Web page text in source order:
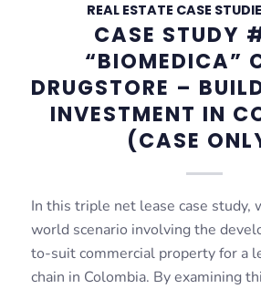
REAL ESTATE CASE
CASE STUDY
“BIOMEDICA”
DRUGSTORE –
INVESTMENT IN
(CASE
In this triple net lease case study,
world scenario involving the
to-suit commercial property for a
chain in Colombia. By examining